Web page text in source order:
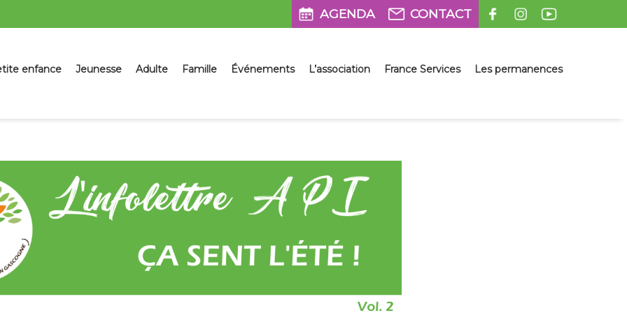
AGENDA CONTACT
enfance Jeunesse Adulte Famille Événements L’association France Services Les permanences